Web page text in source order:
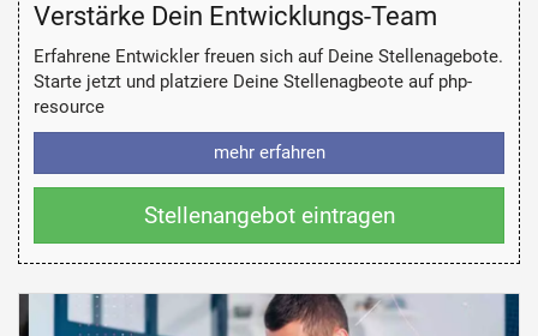
Verstärke Dein Entwicklungs-Team
Erfahrene Entwickler freuen sich auf Deine Stellenagebote.
Starte jetzt und platziere Deine Stellenagbeote auf php-
resource
mehr erfahren
Stellenangebot eintragen